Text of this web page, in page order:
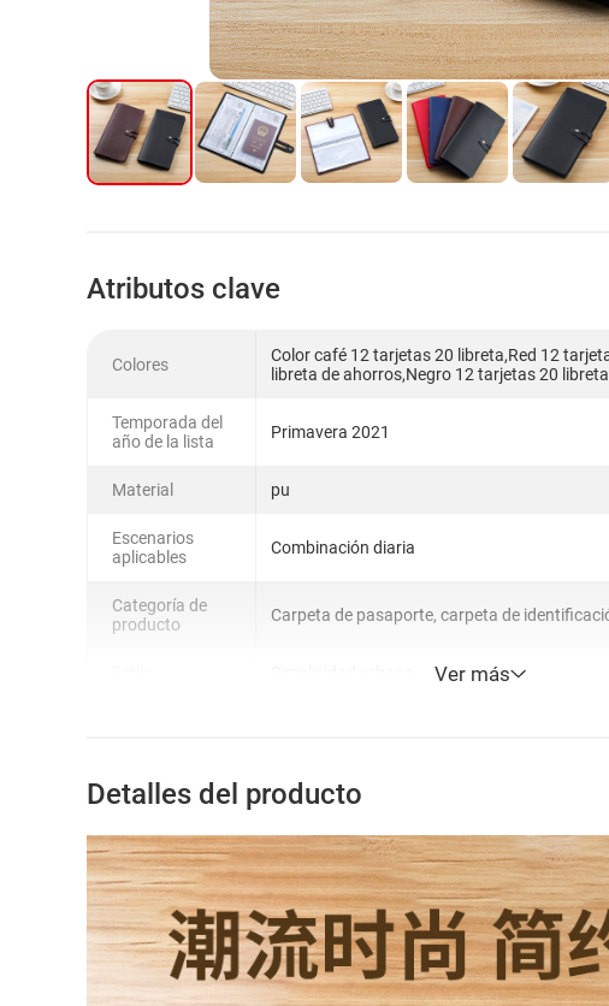
Atributos clave
Colores
Color café 12 tarjetas 20 libreta,Red 12
libreta de ahorros,Negro 12 tarjetas 20
Temporada del
año de la lista
Primavera 2021
Material pu
Escenarios
aplicables
Combinación diaria
Categoría de
producto
Carpeta de pasaporte, carpeta de
Ver más
Detalles del producto